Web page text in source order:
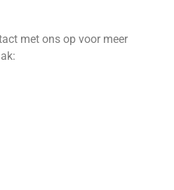
met ons op voor meer